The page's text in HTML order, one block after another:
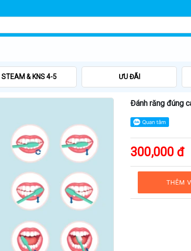
STEAM & KNS 4-5 ƯU ĐÃI
Đánh răng đúng
300,000 đ
THÊM